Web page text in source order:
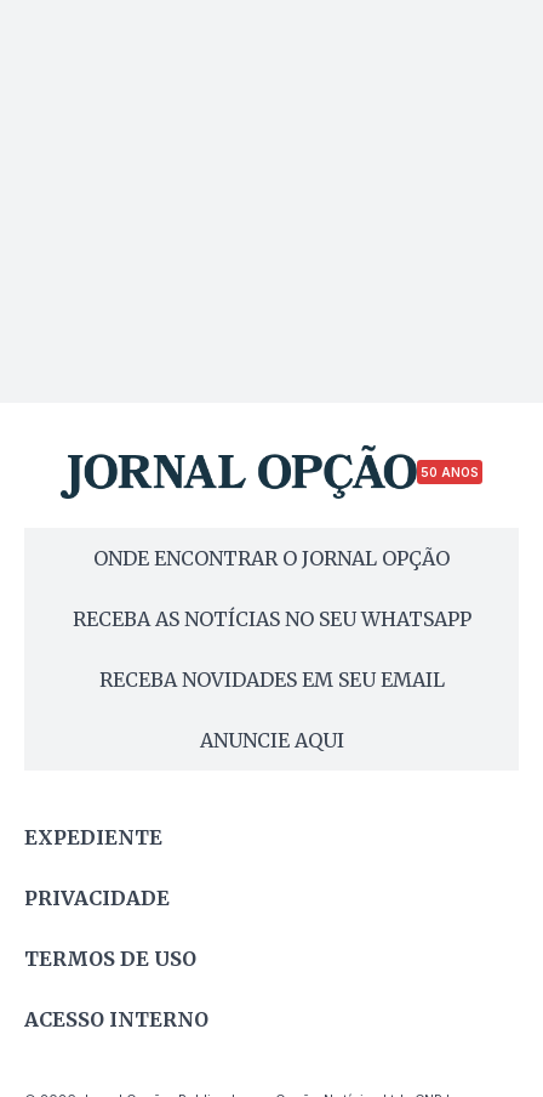
50 ANOS
ONDE ENCONTRAR O JORNAL OPÇÃO
RECEBA AS NOTÍCIAS NO SEU WHATSAPP
RECEBA NOVIDADES EM SEU EMAIL
ANUNCIE AQUI
EXPEDIENTE
PRIVACIDADE
TERMOS DE USO
ACESSO INTERNO